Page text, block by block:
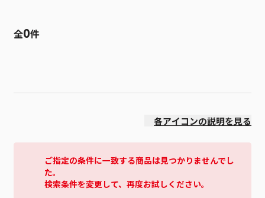
全0件
各アイコンの説明を見る
ご指定の条件に一致する商品は見つかりませんでし
た。
検索条件を変更して、再度お試しください。